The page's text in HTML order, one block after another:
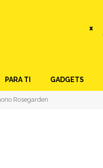
PARA TI GADGETS
Rosegarden